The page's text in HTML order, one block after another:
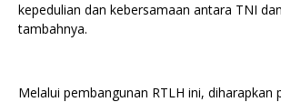
kepedulian dan kebersamaan antara TNI
tambahnya.
Melalui pembangunan RTLH ini,